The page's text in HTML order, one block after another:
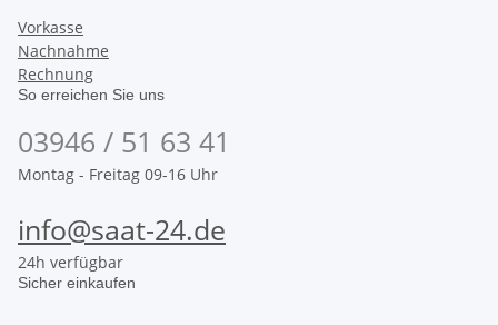
Vorkasse
Nachnahme
Rechnung
So erreichen Sie uns
03946 / 51 63 41
Montag - Freitag 09-16 Uhr
info@saat-24.de
24h verfügbar
Sicher einkaufen